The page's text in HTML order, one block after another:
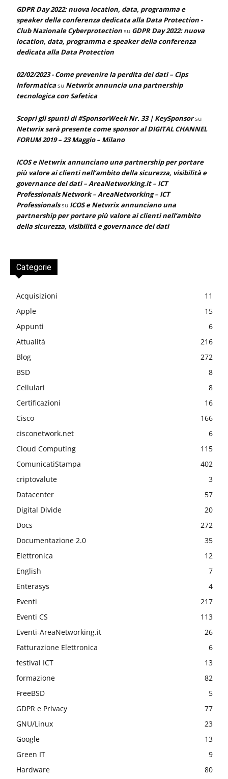
GDPR Day 2022: nuova location, data, programma e
speaker della conferenza dedicata alla Data Protection -
Club Nazionale Cyberprotectionsu GDPR Day 2022: nuova
location, data, programma e speaker della conferenza
dedicata alla Data Protection
02/02/2023 - Come prevenire la perdita dei dati – Cips
Informaticasu Netwrix annuncia una partnership
tecnologica con Safetica
Scopri gli spunti di #SponsorWeek Nr. 33 | KeySponsorsu
Netwrix sarà presente come sponsor al DIGITAL CHANNEL
FORUM 2019 – 23 Maggio – Milano
ICOS e Netwrix annunciano una partnership per portare
più valore ai clienti nell’ambito della sicurezza, visibilità e
governance dei dati – AreaNetworking.it – ICT
Professionals Network – AreaNetworking – ICT
Professionalssu ICOS e Netwrix annunciano una
partnership per portare più valore ai clienti nell’ambito
della sicurezza, visibilità e governance dei dati
Categorie
Acquisizioni
11
Apple
15
Appunti
6
Attualità
216
Blog
272
BSD
8
Cellulari
8
Certificazioni
16
Cisco
166
cisconetwork.net
6
Cloud Computing
115
ComunicatiStampa
402
criptovalute
3
Datacenter
57
Digital Divide
20
Docs
272
Documentazione 2.0
35
Elettronica
12
English
7
Enterasys
4
Eventi
217
Eventi CS
113
Eventi-AreaNetworking.it
26
Fatturazione Elettronica
6
festival ICT
13
formazione
82
FreeBSD
5
GDPR e Privacy
77
GNU/Linux
23
Google
13
Green IT
9
Hardware
80